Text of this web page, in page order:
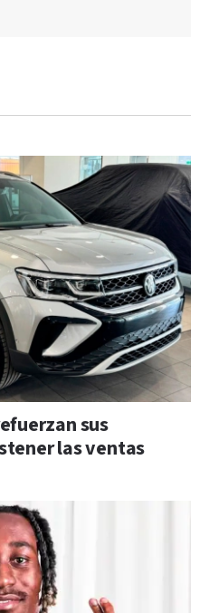
sus
las ventas